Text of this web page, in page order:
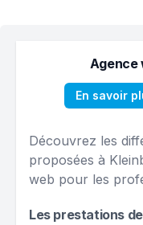
Agence
En savoir
Découvrez les
proposées à
web pour les
Les prestations